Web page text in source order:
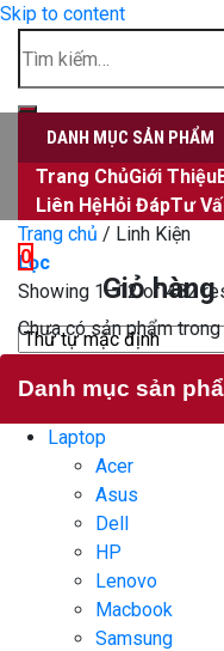
Skip to content
Đăng nhập
0
Giỏ hàng
Chưa có sản phẩm trong
DANH MỤC SẢN PHẨM
Trang ChủGiới Thiệu
Liên HệHỏi ĐápTư
Trang chủ / Linh Kiện
Lọc
Showing 1–12 of 482
Danh mục sản
Laptop
Acer
Asus
Dell
HP
Lenovo
Macbook
Samsung